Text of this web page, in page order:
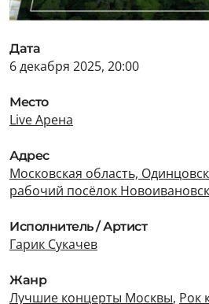
Дата
6 декабря 2025, 20:00
Место
Live Арена
Адрес
Московская область,
рабочий посёлок
Исполнитель / Артист
Гарик Сукачев
Жанр
Лучшие концерты Москвы, Рок